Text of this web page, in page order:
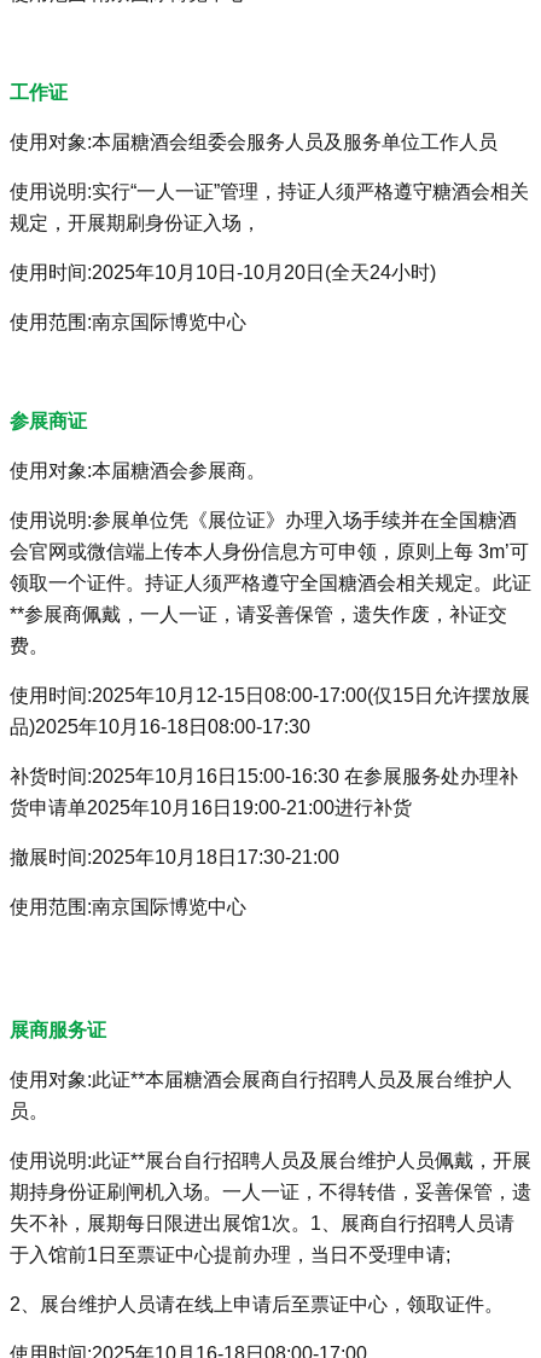
工作证
使用对象:本届糖酒会组委会服务人员及服务单位工作人员
使用说明:实行“一人一证”管理，持证人须严格遵守糖酒会相关
规定，开展期刷身份证入场，
使用时间:2025年10月10日-10月20日(全天24小时)
使用范围:南京国际博览中心
参展商证
使用对象:本届糖酒会参展商。
使用说明:参展单位凭《展位证》办理入场手续并在全国糖酒
会官网或微信端上传本人身份信息方可申领，原则上每 3m’可
领取一个证件。持证人须严格遵守全国糖酒会相关规定。此证
**参展商佩戴，一人一证，请妥善保管，遗失作废，补证交
费。
使用时间:2025年10月12-15日08:00-17:00(仅15日允许摆放展
品)2025年10月16-18日08:00-17:30
补货时间:2025年10月16日15:00-16:30 在参展服务处办理补
货申请单2025年10月16日19:00-21:00进行补货
撤展时间:2025年10月18日17:30-21:00
使用范围:南京国际博览中心
展商服务证
使用对象:此证**本届糖酒会展商自行招聘人员及展台维护人
员。
使用说明:此证**展台自行招聘人员及展台维护人员佩戴，开展
期持身份证刷闸机入场。一人一证，不得转借，妥善保管，遗
失不补，展期每日限进出展馆1次。1、展商自行招聘人员请
于入馆前1日至票证中心提前办理，当日不受理申请;
2、展台维护人员请在线上申请后至票证中心，领取证件。
使用时间:2025年10月16-18日08:00-17:00